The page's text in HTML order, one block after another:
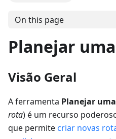
On this page
Planejar
Visão Geral
A ferramenta Planejar
rota) é um recurso
que permite criar novas